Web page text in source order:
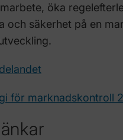
öka
och säkerhet på en
för marknadskontroll